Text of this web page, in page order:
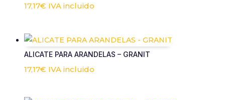
17,17€ IVA incluido
ALICATE PARA ARANDELAS – GRANIT
17,17€ IVA incluido